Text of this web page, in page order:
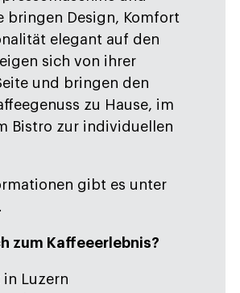
bringen Design, Komfort
elegant auf den
sich von ihrer
und bringen den
zu Hause, im
Bistro zur individuellen
gibt es unter
.
zum Kaffeeerlebnis?
Luzern